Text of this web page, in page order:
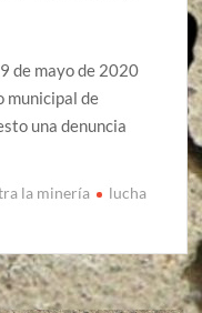
de mayo de 2020
municipal de
una denuncia
la minería
lucha